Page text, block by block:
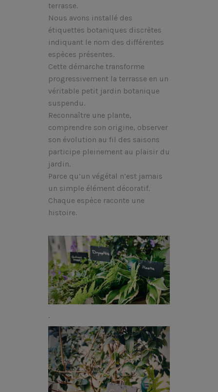
terrasse.
Nous avons installé des
étiquettes botaniques discrètes
indiquant le nom des différentes
espèces présentes.
Cette démarche transforme
progressivement la terrasse en un
véritable petit jardin botanique
suspendu.
Reconnaître une plante,
comprendre son origine, observer
son évolution au fil des saisons
participe pleinement au plaisir du
jardin.
Parce qu’un végétal n’est jamais
un simple élément décoratif.
Chaque espèce raconte une
histoire.
.